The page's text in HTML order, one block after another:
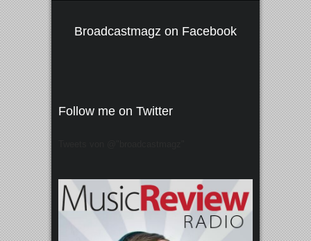
Broadcastmagz on Facebook
Follow me on Twitter